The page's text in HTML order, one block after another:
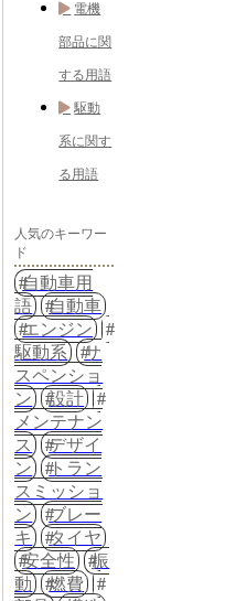
電機
部品に関
する用語
駆動
系に関す
る用語
人気のキーワー
ド
自動車用
語
自動車
エンジン
駆動系
サ
スペンショ
ン
設計
メンテナン
ス
デザイ
ン
トラン
スミッショ
ン
ブレー
キ
タイヤ
安全性
振
動
燃費